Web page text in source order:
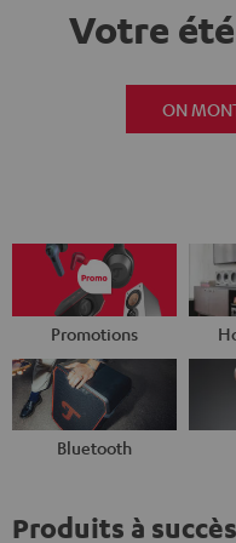
Votre
ON
Promotions
Bluetooth
Produits à succès